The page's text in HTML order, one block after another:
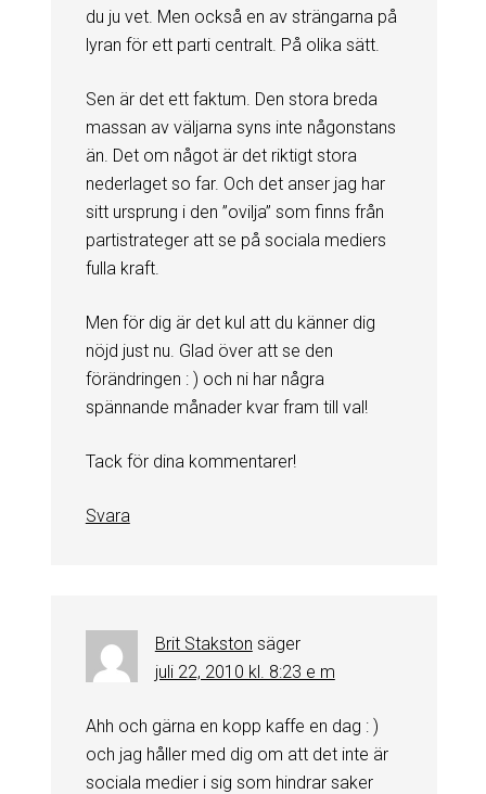
du ju vet. Men också en av strängarna på
lyran för ett parti centralt. På olika sätt.
Sen är det ett faktum. Den stora breda
massan av väljarna syns inte någonstans
än. Det om något är det riktigt stora
nederlaget so far. Och det anser jag har
sitt ursprung i den ”ovilja” som finns från
partistrateger att se på sociala mediers
fulla kraft.
Men för dig är det kul att du känner dig
nöjd just nu. Glad över att se den
förändringen : ) och ni har några
spännande månader kvar fram till val!
Tack för dina kommentarer!
Svara
Brit Stakston säger
juli 22, 2010 kl. 8:23 e m
Ahh och gärna en kopp kaffe en dag : )
och jag håller med dig om att det inte är
sociala medier i sig som hindrar saker